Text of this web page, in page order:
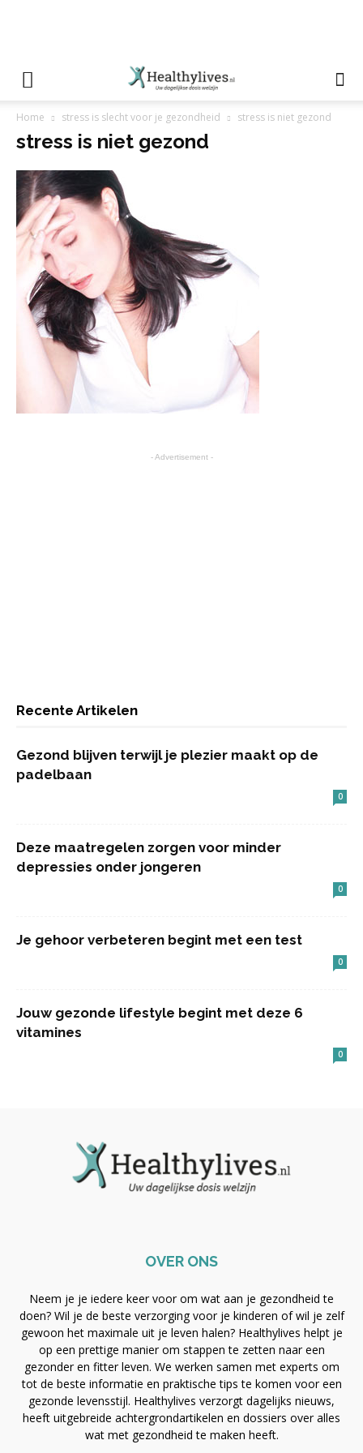
Home stress is slecht voor je gezondheid stress is niet gezond
stress is niet gezond
- Advertisement -
Recente Artikelen
Gezond blijven terwijl je plezier maakt op de
padelbaan
0
Deze maatregelen zorgen voor minder
depressies onder jongeren
0
Je gehoor verbeteren begint met een test
0
Jouw gezonde lifestyle begint met deze 6
vitamines
0
OVER ONS
Neem je je iedere keer voor om wat aan je gezondheid te
doen? Wil je de beste verzorging voor je kinderen of wil je zelf
gewoon het maximale uit je leven halen? Healthylives helpt je
op een prettige manier om stappen te zetten naar een
gezonder en fitter leven. We werken samen met experts om
tot de beste informatie en praktische tips te komen voor een
gezonde levensstijl. Healthylives verzorgt dagelijks nieuws,
heeft uitgebreide achtergrondartikelen en dossiers over alles
wat met gezondheid te maken heeft.